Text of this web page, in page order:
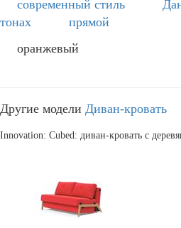
современный стиль
тонах
прямой
оранжевый
Другие модели Диван-кровать
Innovation: Cubed: диван-кровать с